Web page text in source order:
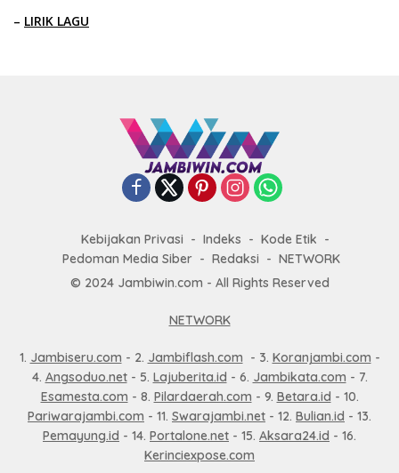
– LIRIK LAGU
Kebijakan Privasi Indeks
Kode Etik
Pedoman Media Siber
Redaksi
NETWORK
© 2024 Jambiwin.com - All Rights Reserved
NETWORK
1. Jambiseru.com - 2. Jambiflash.com - 3. Koranjambi.com -
4. Angsoduo.net- 5. Lajuberita.id - 6. Jambikata.com - 7.
Esamesta.com - 8. Pilardaerah.com - 9. Betara.id - 10.
Pariwarajambi.com - 11. Swarajambi.net - 12. Bulian.id - 13.
Pemayung.id - 14. Portalone.net - 15. Aksara24.id - 16.
Kerinciexpose.com